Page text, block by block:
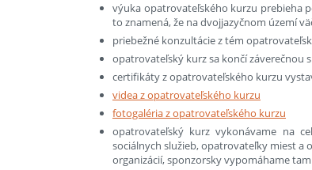
výuka opatrovateľského kurzu prebieha
to znamená, že na dvojjazyčnom území
priebežné konzultácie z tém
opatrovateľský kurz sa končí záverečnou
certifikáty z opatrovateľského kurzu
videa z opatrovateľského kurzu
fotogaléria z opatrovateľského kurzu
opatrovateľský kurz vykonávame na
sociálnych služieb, opatrovateľky miest a
organizácií, sponzorsky vypomáhame